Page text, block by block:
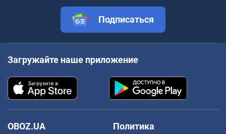
Подписаться
Загружайте наше приложение
OBOZ.UA
Политика